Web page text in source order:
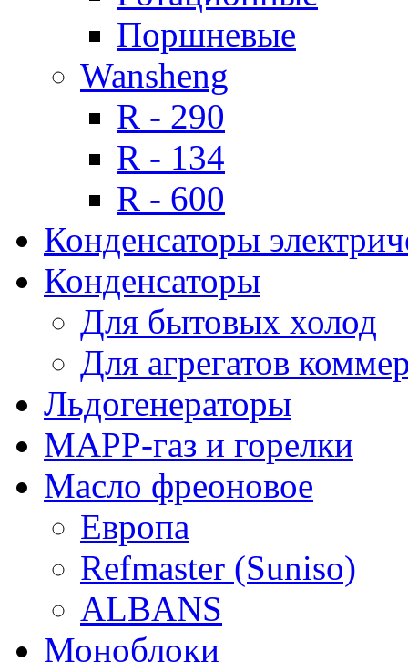
Поршневые
Wansheng
R - 290
R - 134
R - 600
Конденсаторы
Конденсаторы
Для бытовых холод
Для агрегатов
Льдогенераторы
МАРР-газ и горелки
Масло фреоновое
Европа
Refmaster (Suniso)
ALBANS
Моноблоки